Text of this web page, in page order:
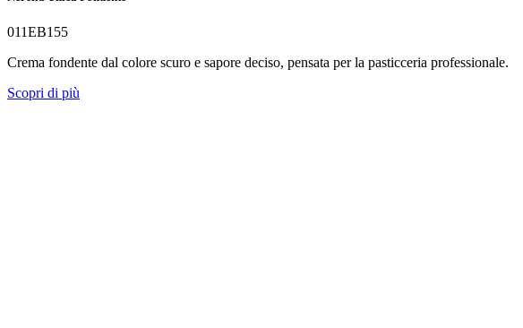
011EB155
Crema fondente dal colore scuro e sapore deciso, pensata per la pasticceria professionale.
Scopri di più